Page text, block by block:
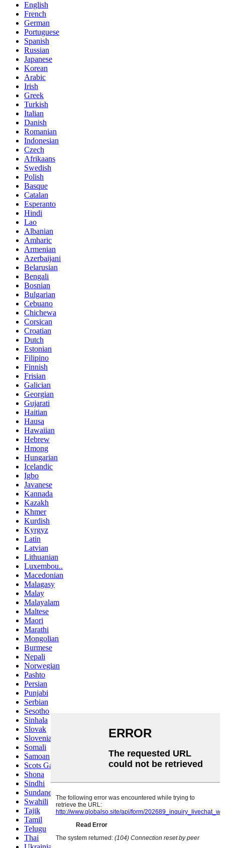
English
French
German
Portuguese
Spanish
Russian
Japanese
Korean
Arabic
Irish
Greek
Turkish
Italian
Danish
Romanian
Indonesian
Czech
Afrikaans
Swedish
Polish
Basque
Catalan
Esperanto
Hindi
Lao
Albanian
Amharic
Armenian
Azerbaijani
Belarusian
Bengali
Bosnian
Bulgarian
Cebuano
Chichewa
Corsican
Croatian
Dutch
Estonian
Filipino
Finnish
Frisian
Galician
Georgian
Gujarati
Haitian
Hausa
Hawaiian
Hebrew
Hmong
Hungarian
Icelandic
Igbo
Javanese
Kannada
Kazakh
Khmer
Kurdish
Kyrgyz
Latin
Latvian
Lithuanian
Luxembou..
Macedonian
Malagasy
Malay
Malayalam
Maltese
Maori
Marathi
Mongolian
Burmese
Nepali
Norwegian
Pashto
Persian
Punjabi
Serbian
Sesotho
Sinhala
Slovak
Slovenian
Somali
Samoan
Scots Gaelic
Shona
Sindhi
Sundanese
Swahili
Tajik
Tamil
Telugu
Thai